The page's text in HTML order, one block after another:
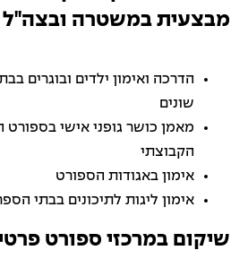
מבצעית במשטרה ובצה"ל
הדרכה ואימון ילדים ובוגרים
שונים
מאמן כושר גופני אישי בספורט
הקבוצתי
אימון באגודות הספורט
אימון ליגות לתיכונים בבתי
שיקום במרכזי ספורט